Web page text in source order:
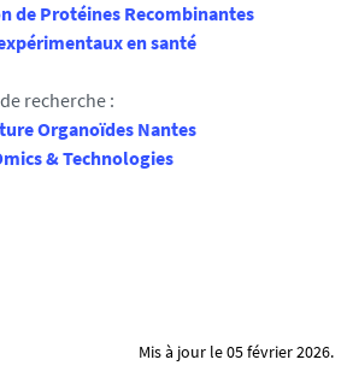
de Protéines Recombinantes
en santé
recherche :
Organoïdes Nantes
& Technologies
Mis à jour le 05 février 2026.